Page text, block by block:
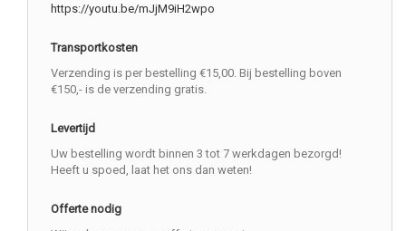
https://youtu.be/mJjM9iH2wpo
Transportkosten
Verzending is per bestelling €15,00. Bij bestelling boven
€150,- is de verzending gratis.
Levertijd
Uw bestelling wordt binnen 3 tot 7 werkdagen bezorgd!
Heeft u spoed, laat het ons dan weten!
Offerte nodig